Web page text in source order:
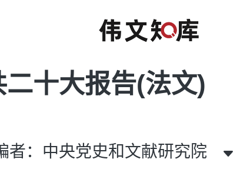
二十大报告(法文)
者：中央党史和文献研究院